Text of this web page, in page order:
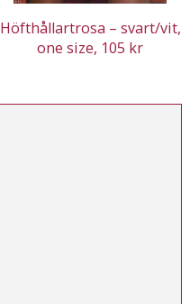
Höfthållartrosa – svart/vit,
one size, 105 kr